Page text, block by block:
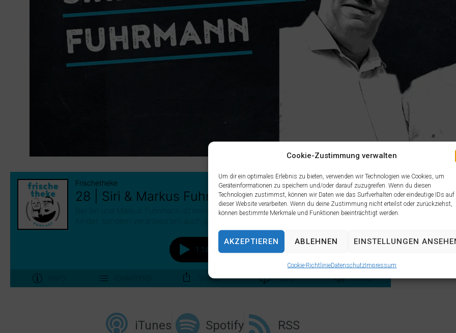
Cookie-Zustimmung verwalten
Um dir ein optimales Erlebnis zu bieten, verwenden wir Technologien wie Cookies, um
Geräteinformationen zu speichern und/oder darauf zuzugreifen. Wenn du diesen
Technologien zustimmst, können wir Daten wie das Surfverhalten oder eindeutige IDs auf
dieser Website verarbeiten. Wenn du deine Zustimmung nicht erteilst oder zurückziehst,
können bestimmte Merkmale und Funktionen beeinträchtigt werden.
AKZEPTIEREN ABLEHNEN EINSTELLUNGEN
Cookie-RichtlinieDatenschutzImpressum
iTunes Spotify RSS